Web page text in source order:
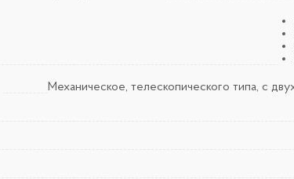
Механическое, телескопического типа, с